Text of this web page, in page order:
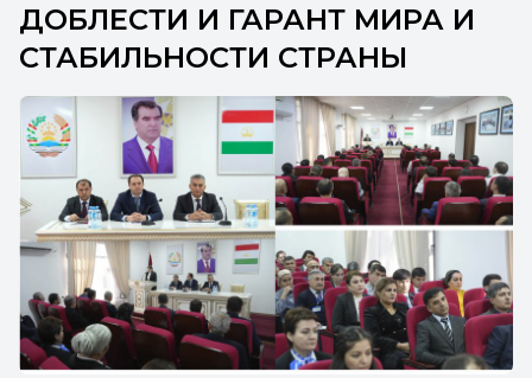
ДОБЛЕСТИ И ГАРАНТ МИРА И
СТАБИЛЬНОСТИ СТРАНЫ